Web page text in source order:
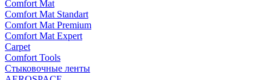
Comfort Mat
Comfort Mat Standart
Comfort Mat Premium
Comfort Mat Expert
Carpet
Comfort Tools
Стыковочные ленты